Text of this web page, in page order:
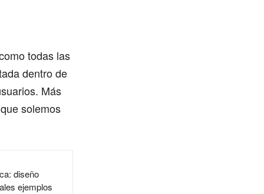
todas las
dentro de
Más
solemos
diseño
ejemplos